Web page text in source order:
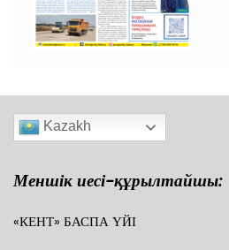
Kazakh
Меншік иесі-құрылтайшы:
«КЕНТ» БАСПА ҮЙІ